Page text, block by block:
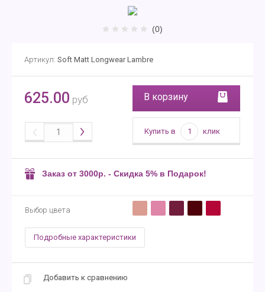
(0)
Артикул: Soft Matt Longwear Lambre
625.00 руб В корзину
Купить в 1 клик
Заказ от 3000р. - Скидка 5% в Подарок!
Выбор цвета
Подробные характеристики
Добавить к сравнению